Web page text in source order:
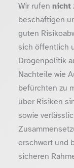
Wir rufen nicht
beschäftigen
guten
sich öffentlich
Drogenpolitik
Nachteile wie
befürchten zu
über Risiken
sowie
erschwert und
sicheren